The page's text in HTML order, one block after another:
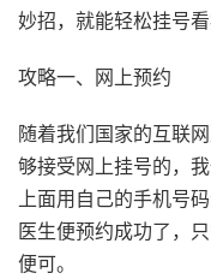
妙招，就能轻松挂号看
攻略一、网上预约
随着我们国家的互联
够接受网上挂号的，
上面用自己的手机号
医生便预约成功了，
便可。